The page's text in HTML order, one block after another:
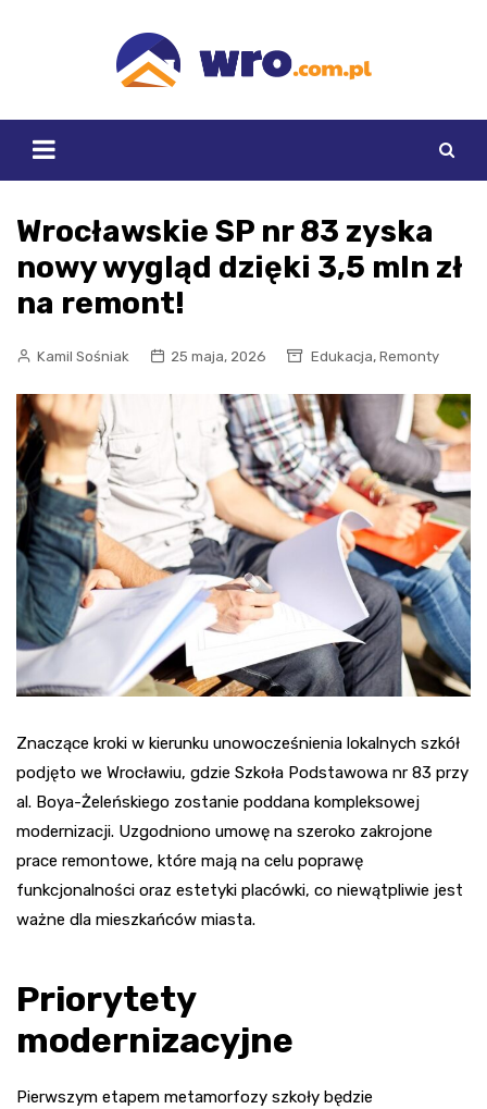
Wrocławskie SP nr 83 zyska
nowy wygląd dzięki 3,5 mln zł
na remont!
Kamil Sośniak 25 maja, 2026 Edukacja, Remonty
Znaczące kroki w kierunku unowocześnienia lokalnych szkół
podjęto we Wrocławiu, gdzie Szkoła Podstawowa nr 83 przy
al. Boya-Żeleńskiego zostanie poddana kompleksowej
modernizacji. Uzgodniono umowę na szeroko zakrojone
prace remontowe, które mają na celu poprawę
funkcjonalności oraz estetyki placówki, co niewątpliwie jest
ważne dla mieszkańców miasta.
Priorytety
modernizacyjne
Pierwszym etapem metamorfozy szkoły będzie